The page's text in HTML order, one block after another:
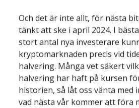
Och det är inte allt, för nästa
tänkt att ske i april 2024. I
stort antal nya investerare
kryptomarknaden precis vid
halvering. Många vet säkert
halvering har haft på kursen
historien, så låt oss vänta med
vad nästa vår kommer att föra